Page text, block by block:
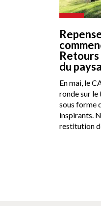
du
En mai, le
ronde sur le
sous forme
inspirants.
restitution